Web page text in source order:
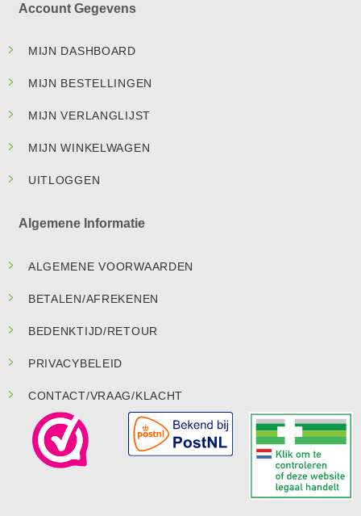
Account Gegevens
MIJN DASHBOARD
MIJN BESTELLINGEN
MIJN VERLANGLIJST
MIJN WINKELWAGEN
UITLOGGEN
Algemene Informatie
ALGEMENE VOORWAARDEN
BETALEN/AFREKENEN
BEDENKTIJD/RETOUR
PRIVACYBELEID
CONTACT/VRAAG/KLACHT